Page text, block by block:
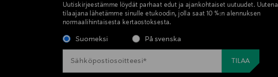
Uutiskirjeestämme löydät parhaat edut ja ajankohtaiset uutuudet. Uutena
tilaajana lähetämme sinulle etukoodin, jolla saat 10 %:n alennuksen
normaalihintaisesta kertaostoksesta.
Suomeksi På svenska